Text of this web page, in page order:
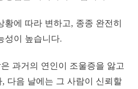
황에 따라 변하고, 종종 완전히
성이 높습니다.
과거의 연인이 조울증을 앓고
다음 날에는 그 사람이 신뢰할